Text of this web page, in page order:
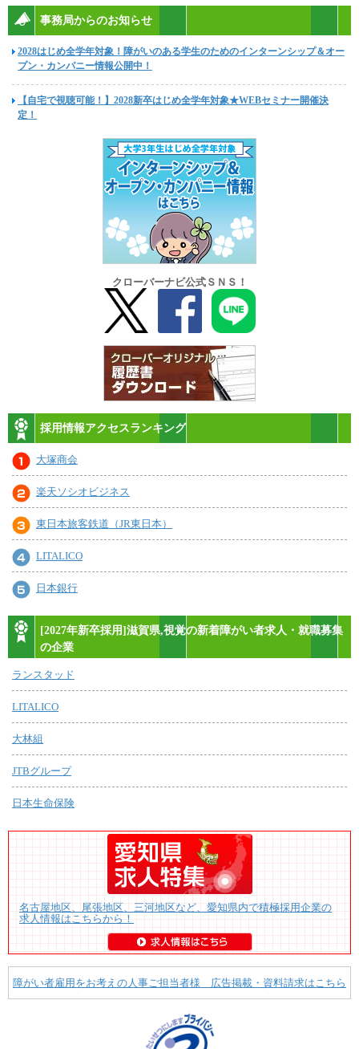
事務局からのお知らせ
2028はじめ全学年対象！障がいのある学生のためのインターンシップ＆オー
プン・カンパニー情報公開中！
【自宅で視聴可能！】2028新卒はじめ全学年対象★WEBセミナー開催決
定！
クローバーナビ公式ＳＮＳ！
採用情報アクセスランキング
大塚商会
楽天ソシオビジネス
東日本旅客鉄道（JR東日本）
LITALICO
日本銀行
[2027年新卒採用]滋賀県,視覚の新着障がい者求人・就職募集
の企業
ランスタッド
LITALICO
大林組
JTBグループ
日本生命保険
名古屋地区、尾張地区、三河地区など、愛知県内で積極採用企業の
求人情報はこちらから！
障がい者雇用をお考えの人事ご担当者様 広告掲載・資料請求はこちら